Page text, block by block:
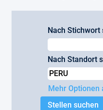
Nach Stichwort
Nach Standort
Mehr Optionen